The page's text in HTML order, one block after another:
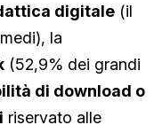
digitale (il
la
(52,9% dei grandi
di download o
riservato alle